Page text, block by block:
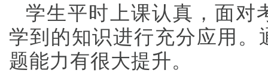
学生平时上课认真，面对
学到的知识进行充分应用
题能力有很大提升。